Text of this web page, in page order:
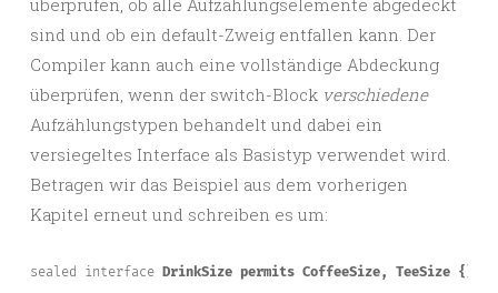
überprüfen, ob alle Aufzählungselemente abgedeckt
sind und ob ein default-Zweig entfallen kann. Der
Compiler kann auch eine vollständige Abdeckung
überprüfen, wenn der switch-Block verschiedene
Aufzählungstypen behandelt und dabei ein
versiegeltes Interface als Basistyp verwendet wird.
Betragen wir das Beispiel aus dem vorherigen
Kapitel erneut und schreiben es um:
sealed interface DrinkSize permits CoffeeSize, TeeSize {}